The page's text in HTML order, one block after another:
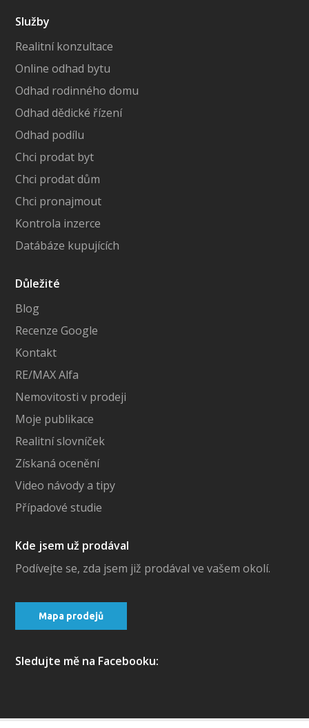
Služby
Realitní konzultace
Online odhad bytu
Odhad rodinného domu
Odhad dědické řízení
Odhad podílu
Chci prodat byt
Chci prodat dům
Chci pronajmout
Kontrola inzerce
Datábáze kupujících
Důležité
Blog
Recenze Google
Kontakt
RE/MAX Alfa
Nemovitosti v prodeji
Moje publikace
Realitní slovníček
Získaná ocenění
Video návody a tipy
Případové studie
Kde jsem už prodával
Podívejte se, zda jsem již prodával ve vašem okolí.
Mapa prodejů
Sledujte mě na Facebooku: